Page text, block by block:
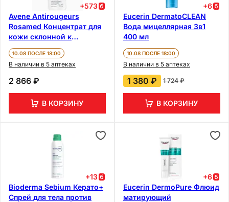
+573
Avene Antirougeurs
Rosamed Концентрат для
кожи склонной к
покраснениям 30 мл
10.08 ПОСЛЕ 18:00
В наличии в 5 аптеках
2 866 ₽
В КОРЗИНУ
+6
Eucerin DermatoCLEAN
Вода мицеллярная 3в1
400 мл
10.08 ПОСЛЕ 18:00
В наличии в 5 аптеках
1 380 ₽ 1 724 ₽
В КОРЗИНУ
+13
Bioderma Sebium Керато+
Спрей для тела против
+6
Eucerin DermoPure Флюид
матирующий